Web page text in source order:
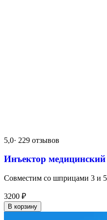
5,0· 229 отзывов
Инъектор
Совместим со шприцами 3 и
3200 ₽
В корзину